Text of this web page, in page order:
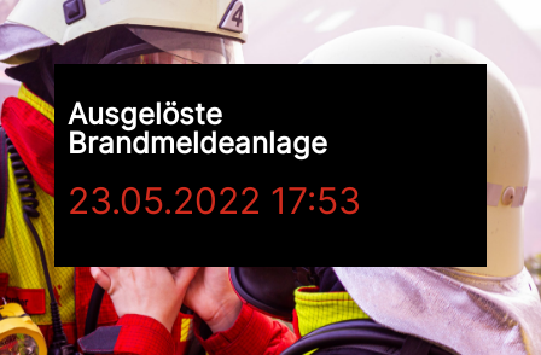
Ausgelöste
Brandmeldeanlage
23.05.2022 17:53